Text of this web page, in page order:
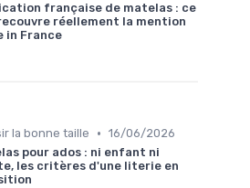
française de matelas : ce
réellement la mention
in France
la bonne taille • 16/06/2026
pour ados : ni enfant ni
les critères d'une literie en